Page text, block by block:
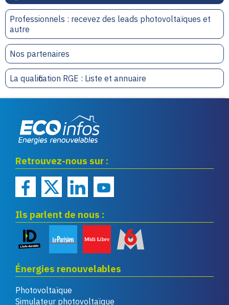
Professionnels : recevez des leads photovoltaïques et
autre
Nos partenaires
La qualification RGE : Liste et annuaire
renouvelables
Retrouvez-nous sur :
Ils parlent de nous :
Énergies renouvelables
Photovoltaïque
Simulateur photovoltaïque